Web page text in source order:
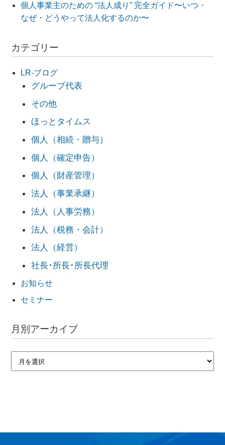
個人事業主のための “法人成り” 完全ガイド〜いつ・
なぜ・どうやって法人化するのか〜
カテゴリー
LR-ブログ
グループ代表
その他
ほっとタイムス
個人（相続・贈与）
個人（確定申告）
個人（財産管理）
法人（事業承継）
法人（人事労務）
法人（税務・会計）
法人（経営）
社長･所長･所長代理
お知らせ
セミナー
月別アーカイブ